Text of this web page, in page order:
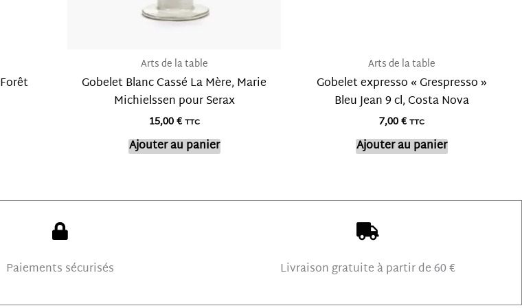
Arts de la table
Gobelet Blanc Cassé La Mère, Marie
Michielssen pour Serax
15,00€ TTC
Ajouter au panier
Arts de la table
Gobelet expresso « Grespresso »
Bleu Jean 9 cl, Costa Nova
7,00€ TTC
Ajouter au panier
Paiements sécurisés Livraison gratuite à partir de 60 €